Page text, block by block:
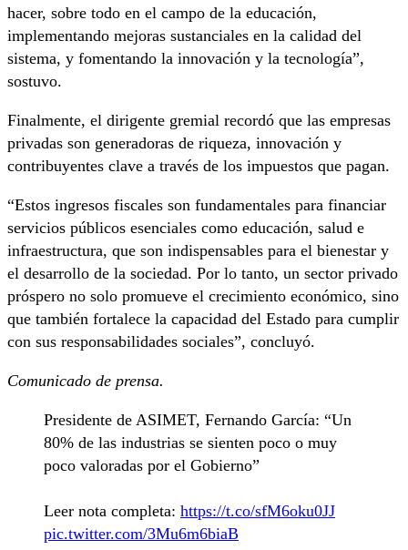
hacer, sobre todo en el campo de la educación,
implementando mejoras sustanciales en la calidad del
sistema, y fomentando la innovación y la tecnología”,
sostuvo.
Finalmente, el dirigente gremial recordó que las empresas
privadas son generadoras de riqueza, innovación y
contribuyentes clave a través de los impuestos que pagan.
“Estos ingresos fiscales son fundamentales para financiar
servicios públicos esenciales como educación, salud e
infraestructura, que son indispensables para el bienestar y
el desarrollo de la sociedad. Por lo tanto, un sector privado
próspero no solo promueve el crecimiento económico, sino
que también fortalece la capacidad del Estado para cumplir
con sus responsabilidades sociales”, concluyó.
Comunicado de prensa.
Presidente de ASIMET, Fernando García: “Un
80% de las industrias se sienten poco o muy
poco valoradas por el Gobierno”
Leer nota completa: https://t.co/sfM6oku0JJ
pic.twitter.com/3Mu6m6biaB